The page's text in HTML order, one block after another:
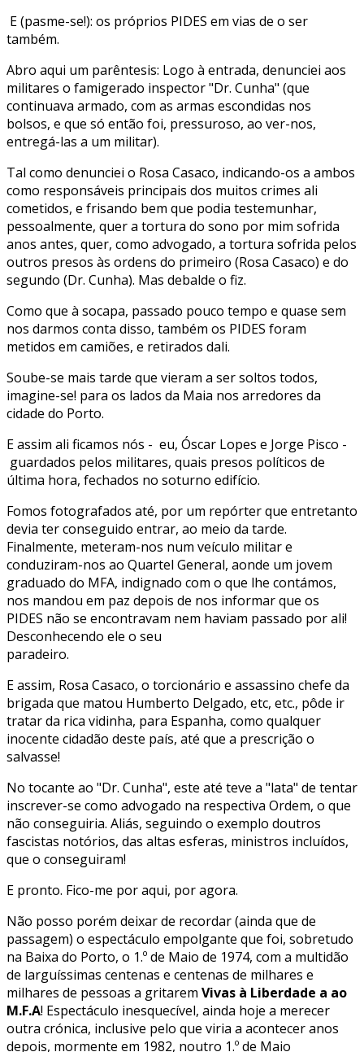
E (pasme-se!): os próprios PIDES em vias de o ser
também.
Abro aqui um parêntesis: Logo à entrada, denunciei aos
militares o famigerado inspector "Dr. Cunha" (que
continuava armado, com as armas escondidas nos
bolsos, e que só então foi, pressuroso, ao ver-nos,
entregá-las a um militar).
Tal como denunciei o Rosa Casaco, indicando-os a ambos
como responsáveis principais dos muitos crimes ali
cometidos, e frisando bem que podia testemunhar,
pessoalmente, quer a tortura do sono por mim sofrida
anos antes, quer, como advogado, a tortura sofrida pelos
outros presos às ordens do primeiro (Rosa Casaco) e do
segundo (Dr. Cunha). Mas debalde o fiz.
Como que à socapa, passado pouco tempo e quase sem
nos darmos conta disso, também os PIDES foram
metidos em camiões, e retirados dali.
Soube-se mais tarde que vieram a ser soltos todos,
imagine-se! para os lados da Maia nos arredores da
cidade do Porto.
E assim ali ficamos nós - eu, Óscar Lopes e Jorge Pisco -
guardados pelos militares, quais presos políticos de
última hora, fechados no soturno edifício.
Fomos fotografados até, por um repórter que entretanto
devia ter conseguido entrar, ao meio da tarde.
Finalmente, meteram-nos num veículo militar e
conduziram-nos ao Quartel General, aonde um jovem
graduado do MFA, indignado com o que lhe contámos,
nos mandou em paz depois de nos informar que os
PIDES não se encontravam nem haviam passado por ali!
Desconhecendo ele o seu
paradeiro.
E assim, Rosa Casaco, o torcionário e assassino chefe da
brigada que matou Humberto Delgado, etc, etc., pôde ir
tratar da rica vidinha, para Espanha, como qualquer
inocente cidadão deste país, até que a prescrição o
salvasse!
No tocante ao "Dr. Cunha", este até teve a "lata" de tentar
inscrever-se como advogado na respectiva Ordem, o que
não conseguiria. Aliás, seguindo o exemplo doutros
fascistas notórios, das altas esferas, ministros incluídos,
que o conseguiram!
E pronto. Fico-me por aqui, por agora.
Não posso porém deixar de recordar (ainda que de
passagem) o espectáculo empolgante que foi, sobretudo
na Baixa do Porto, o 1.º de Maio de 1974, com a multidão
de larguíssimas centenas e centenas de milhares e
milhares de pessoas a gritarem Vivas à Liberdade a ao
M.F.A! Espectáculo inesquecível, ainda hoje a merecer
outra crónica, inclusive pelo que viria a acontecer anos
depois, mormente em 1982, noutro 1.º de Maio